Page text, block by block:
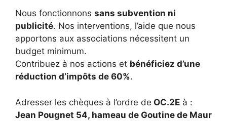
Nous fonctionnons sans subvention ni
publicité. Nos interventions, l’aide que nous
apportons aux associations nécessitent un
budget minimum.
Contribuez à nos actions et bénéficiez d’une
réduction d’impôts de 60%.
Adresser les chèques à l’ordre de OC.2E à :
Jean Pougnet 54, hameau de Goutine de Maur